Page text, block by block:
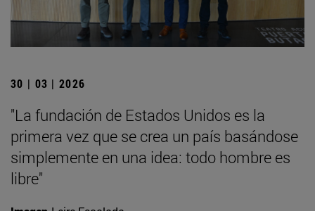
30 | 03 | 2026
"La fundación de Estados Unidos es la
primera vez que se crea un país basándose
simplemente en una idea: todo hombre es
libre"